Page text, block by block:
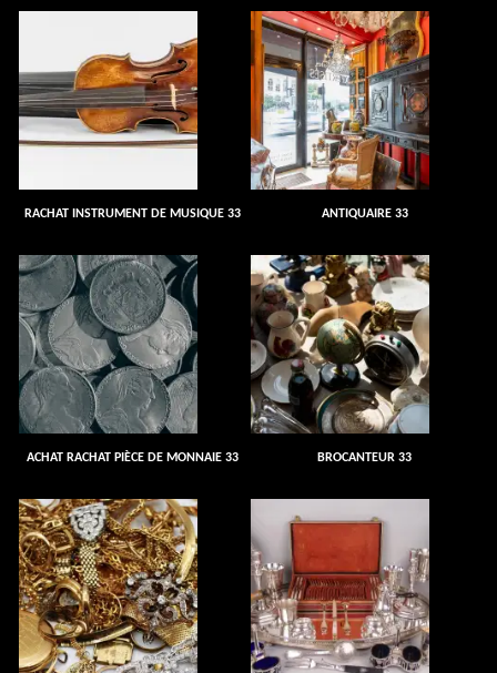
RACHAT INSTRUMENT DE MUSIQUE 33 ANTIQUAIRE 33
ACHAT RACHAT PIÈCE DE MONNAIE 33 BROCANTEUR 33